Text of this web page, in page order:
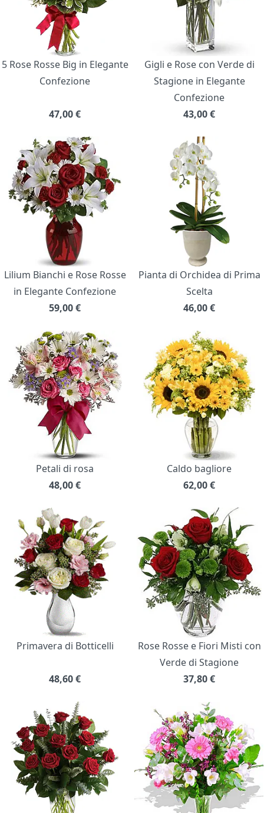
5 Rose Rosse Big in Elegante
Confezione
47,00€
Gigli e Rose con Verde di
Stagione in Elegante
Confezione
43,00€
Lilium Bianchi e Rose Rosse
in Elegante Confezione
59,00€
Pianta di Orchidea di Prima
Scelta
46,00€
Petali di rosa
48,00€
Caldo bagliore
62,00€
Primavera di Botticelli
48,60€
Rose Rosse e Fiori Misti con
Verde di Stagione
37,80€